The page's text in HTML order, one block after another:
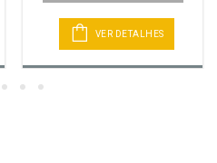
VER DETALHES